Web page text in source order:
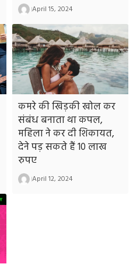
April 15, 2024
कमरे की खिड़की खोल कर
संबंध बनाता था कपल,
महिला ने कर दी शिकायत,
देने पड़ सकते हैं 10 लाख
रुपए
April 12, 2024